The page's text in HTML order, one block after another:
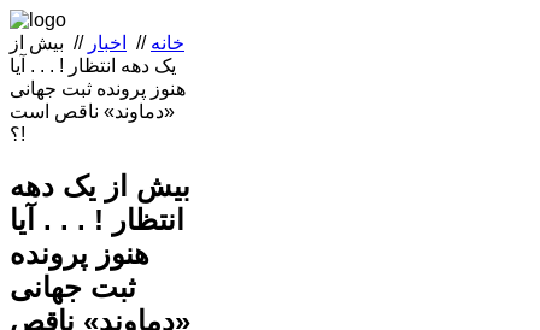
خانه // اخبار // بیش از
یک دهه انتظار ! . . . آیا
هنوز پرونده ثبت جهانی
«دماوند» ناقص است
؟!
بیش از یک دهه
انتظار ! . . . آیا
هنوز پرونده
ثبت جهانی
«دماوند» ناقص